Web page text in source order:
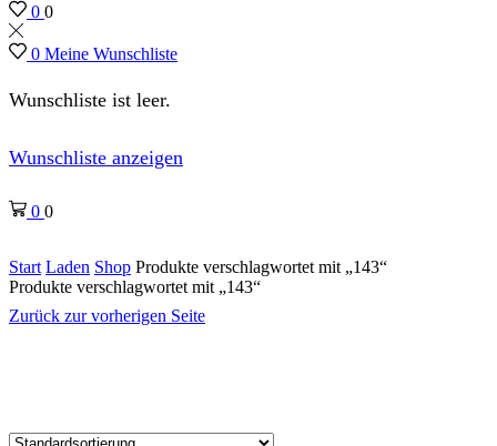
0 0
0 Meine Wunschliste
Wunschliste ist leer.
Wunschliste anzeigen
0 0
Start Laden Shop Produkte verschlagwortet mit „143“
Produkte verschlagwortet mit „143“
Zurück zur vorherigen Seite